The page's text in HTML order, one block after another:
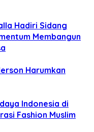
Hadiri Sidang
Membangun
Harumkan
Indonesia di
Fashion Muslim